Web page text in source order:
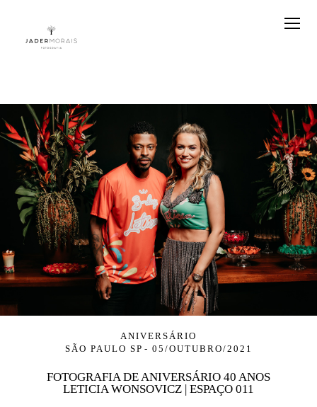
ANIVERSÁRIO
SÃO PAULO SP
05/OUTUBRO/2021
FOTOGRAFIA DE ANIVERSÁRIO 40 ANOS
LETICIA WONSOVICZ | ESPAÇO 011